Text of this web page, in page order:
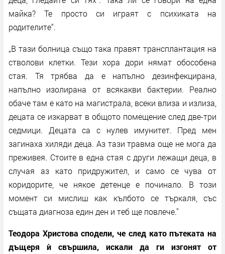
майка? Те просто си играят с психиката на
родителите“.
„В тази болница също така правят трансплантация на
стволови клетки. Тези хора дори нямат обособена
стая. Тя трябва да е напълно дезинфекцирана,
напълно изолирана от всякакви бактерии. Реално
обаче там е като на магистрала, всеки влиза и излиза,
децата се изкарват в общото помещение след две-три
седмици. Децата са с нулев имунитет. Пред мен
загинаха хиляди деца. Аз тази травма още не мога да
преживея. Стоите в една стая с други лежащи деца, в
случая аз като придружител, и само се чува от
коридорите, че някое детенце е починало. В този
момент си мислиш как кълбото се търкаля, със
същата диагноза един ден и теб ще повлече."
Теодора Христова сподели, че след като пътеката на
дъщеря ѝ свършила, искали да ги изгонят от